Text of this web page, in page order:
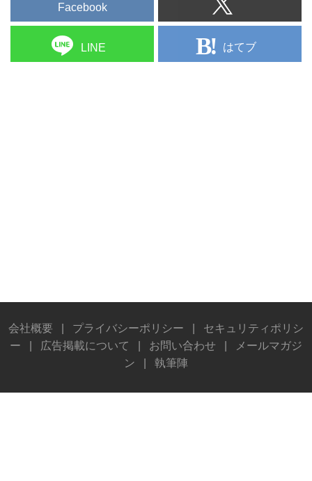
Facebook
LINE はてブ
会社概要 プライバシーポリシー
セキュリティポリシ
ー
広告掲載について お問い合わせ
メールマガジ
ン
執筆陣